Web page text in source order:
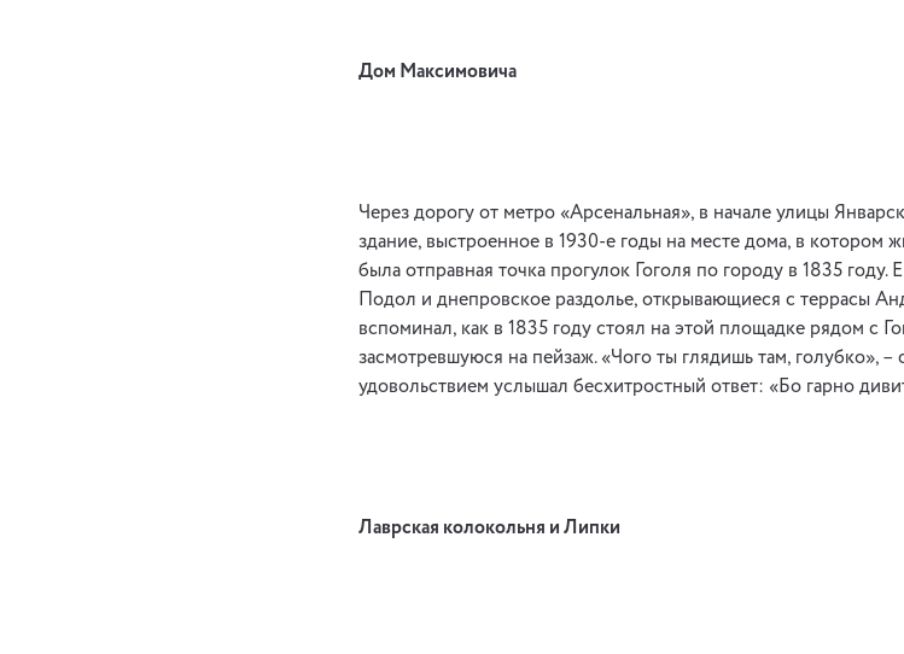
Дом Максимовича
Через дорогу от метро «Арсенальная», в начале улицы
здание, выстроенное в 1930-е годы на месте дома, в
была отправная точка прогулок Гоголя по городу в 1835
Подол и днепровское раздолье, открывающиеся с террасы
вспоминал, как в 1835 году стоял на этой площадке рядом с
засмотревшуюся на пейзаж. «Чого ты глядишь там, голубко»,
удовольствием услышал бесхитростный ответ: «Бо гарно
Лаврская колокольня и Липки